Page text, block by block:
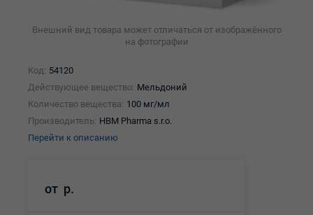
Внешний вид товара может отличаться от изображённого
на фотографии
Код: 54120
Действующее вещество: Мельдоний
Количество вещества: 100 мг/мл
Производитель: HBM Pharma s.r.o.
Перейти к описанию
от р.